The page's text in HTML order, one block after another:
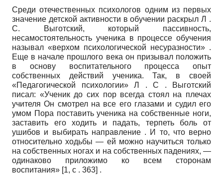
Среди отечественных психологов одним из первых
значение детской активности в обучении раскрыл Л .
С. Выготский, который пассивность,
несамостоятельность ученика в процессе обучения
называл «верхом психологической несуразности» .
Еще в начале прошлого века он призывал положить
в основу воспитательного процесса опыт
собственных действий ученика. Так, в своей
«Педагогической психологии» Л . С . Выготский
писал: «Ученик до сих пор всегда стоял на плечах
учителя Он смотрел на все его глазами и судил его
умом Пора поставить ученика на собственные ноги,
заставить его ходить и падать, терпеть боль от
ушибов и выбирать направление . И то, что верно
относительно ходьбы — ей можно научиться только
на собственных ногах и на собственных падениях, —
одинаково приложимо ко всем сторонам
воспитания» [1, с . 363] .